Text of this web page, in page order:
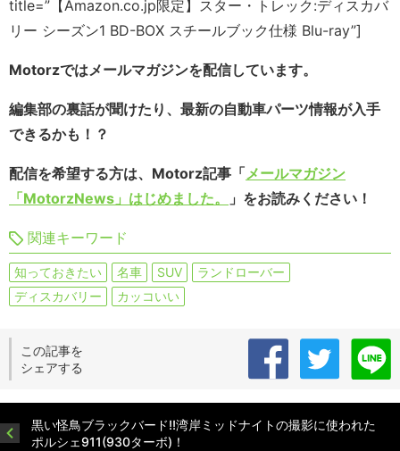
title=”【Amazon.co.jp限定】スター・トレック:ディスカバ
リー シーズン1 BD-BOX スチールブック仕様 Blu-ray”]
Motorzではメールマガジンを配信しています。
編集部の裏話が聞けたり、最新の自動車パーツ情報が入手
できるかも！？
配信を希望する方は、Motorz記事「メールマガジン
「MotorzNews」はじめました。
」をお読みください！
関連キーワード
知っておきたい 名車 SUV
ランドローバー
ディスカバリー
カッコいい
この記事を
シェアする
黒い怪鳥ブラックバード!!湾岸ミッドナイトの撮影に使われた
ポルシェ911(930ターボ)！